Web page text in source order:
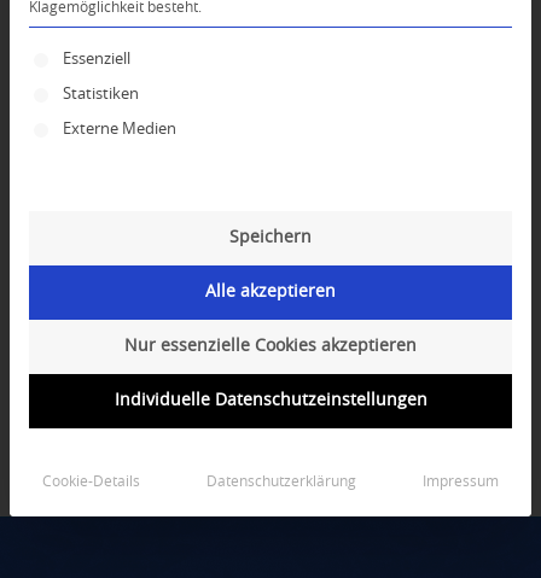
E-Mail-Adresse*
Klagemöglichkeit besteht.
Es folgt eine Liste der Service-Gruppen, für die
Essenziell
Statistiken
Externe Medien
Speichern
Alle akzeptieren
Nur essenzielle Cookies akzeptieren
Individuelle Datenschutzeinstellungen
Cookie-Details Datenschutzerklärung Impressum